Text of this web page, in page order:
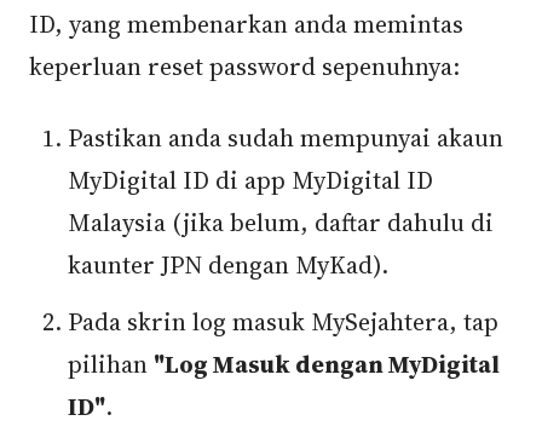
ID, yang membenarkan anda memintas
keperluan reset password sepenuhnya:
Pastikan anda sudah mempunyai akaun
MyDigital ID di app MyDigital ID
Malaysia (jika belum, daftar dahulu di
kaunter JPN dengan MyKad).
Pada skrin log masuk MySejahtera, tap
pilihan "Log Masuk dengan MyDigital
ID".